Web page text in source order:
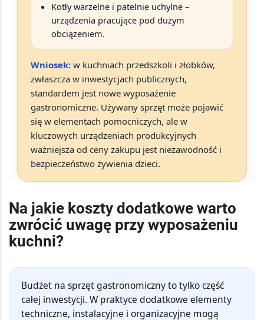
Kotły warzelne i patelnie uchylne –
urządzenia pracujące pod dużym
obciążeniem.
Wniosek: w kuchniach przedszkoli i żłobków,
zwłaszcza w inwestycjach publicznych,
standardem jest nowe wyposażenie
gastronomiczne. Używany sprzęt może pojawić
się w elementach pomocniczych, ale w
kluczowych urządzeniach produkcyjnych
ważniejsza od ceny zakupu jest niezawodność i
bezpieczeństwo żywienia dzieci.
Na jakie koszty dodatkowe warto
zwrócić uwagę przy wyposażeniu
kuchni?
Budżet na sprzęt gastronomiczny to tylko część
całej inwestycji. W praktyce dodatkowe elementy
techniczne, instalacyjne i organizacyjne mogą